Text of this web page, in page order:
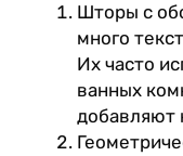
Шторы с
много
Их часто
ванных
добавляют